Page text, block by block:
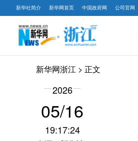
新华社简介 新华网首页 中国政府网 公司官网
新华网浙江 > 正文
2026
05/16
19:17:24